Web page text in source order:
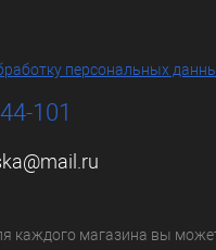
персональных
101
каждого магазина вы